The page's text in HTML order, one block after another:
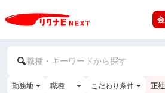
職種・キーワードから探す
勤務地 職種 こだわり条件 正